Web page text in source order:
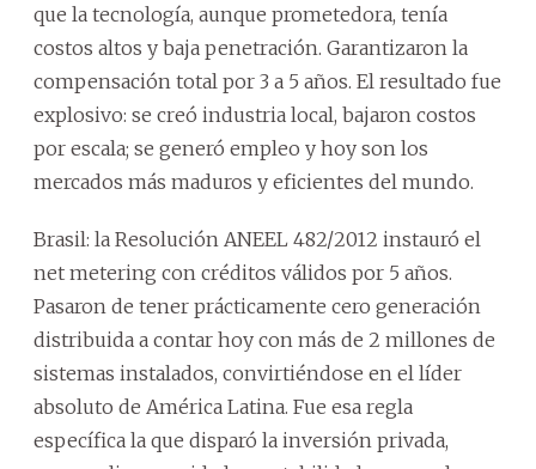
que la tecnología, aunque prometedora, tenía
costos altos y baja penetración. Garantizaron la
compensación total por 3 a 5 años. El resultado fue
explosivo: se creó industria local, bajaron costos
por escala; se generó empleo y hoy son los
mercados más maduros y eficientes del mundo.
Brasil: la Resolución ANEEL 482/2012 instauró el
net metering con créditos válidos por 5 años.
Pasaron de tener prácticamente cero generación
distribuida a contar hoy con más de 2 millones de
sistemas instalados, convirtiéndose en el líder
absoluto de América Latina. Fue esa regla
específica la que disparó la inversión privada,